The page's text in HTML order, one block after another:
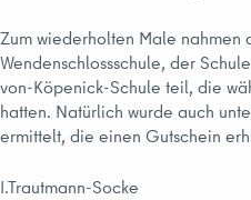
Zum wiederholten Male nahmen
Wendenschlossschule, der
von-Köpenick-Schule teil, die
hatten. Natürlich wurde auch
ermittelt, die einen Gutschein
I.Trautmann-Socke